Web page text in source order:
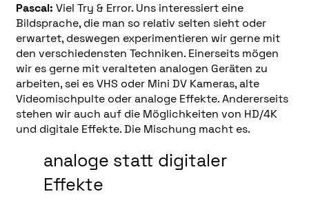
Pascal: Viel Try & Error. Uns interessiert eine
Bildsprache, die man so relativ selten sieht oder
erwartet, deswegen experimentieren wir gerne mit
den verschiedensten Techniken. Einerseits mögen
wir es gerne mit veralteten analogen Geräten zu
arbeiten, sei es VHS oder Mini DV Kameras, alte
Videomischpulte oder analoge Effekte. Andererseits
stehen wir auch auf die Möglichkeiten von HD/4K
und digitale Effekte. Die Mischung macht es.
analoge statt digitaler
Effekte